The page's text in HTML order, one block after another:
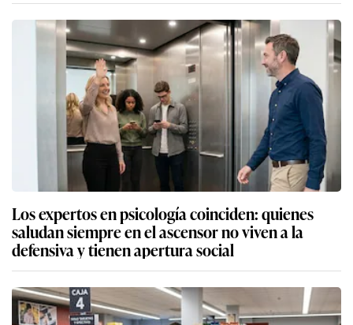
Los expertos en psicología coinciden: quienes
saludan siempre en el ascensor no viven a la
defensiva y tienen apertura social